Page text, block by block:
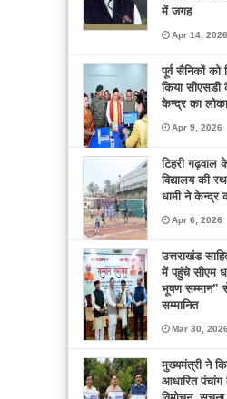
में जगह
Apr 14, 2026
पूर्व सैनिकों को
किया
केन्द्र का
Apr 9, 2026
टिहरी गढ़वाल
विद्यालय की
धामी ने केन्द्र
Apr 6, 2026
उत्तराखंड
में पहुंचे सीएम
भूषण सम्मान”
सम्मानित
Mar 30, 2026
मुख्यमंत्री ने
आधारित